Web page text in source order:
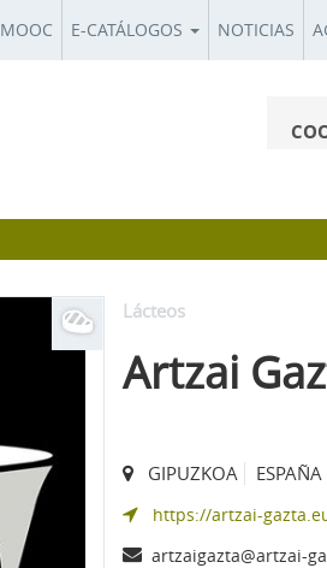
MOOC E-CATÁLOGOS NOTICIAS
Lácteos
Artzai
GIPUZKOA ESPAÑA
https://artzai-
artzaigazta@artzai-